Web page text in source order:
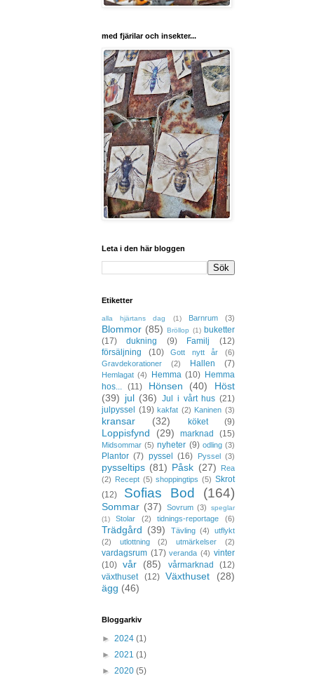
med fjärilar och insekter...
Leta i den här bloggen
Etiketter
alla hjärtans dag (1) Barnrum (3)
Blommor (85) Bröllop (1) buketter
(17)
dukning (9) Familj
(12)
försäljning
(10) Gott nytt år
(6)
Gravdekorationer
(2) Hallen (7)
Hemlagat (4) Hemma (10) Hemma
hos...
(11) Hönsen (40)
Höst
(39) jul (36) Jul i vårt hus (21)
julpyssel
(19) kakfat (2) Kaninen (3)
kransar (32) köket (9)
Loppisfynd (29) marknad (15)
Midsommar (5) nyheter (9) odling (3)
Plantor (7) pyssel (16) Pyssel (3)
pysseltips (81) Påsk (27)
Rea
(2) Recept (5) shoppingtips (5) Skrot
(12)
Sofias Bod (164)
Sommar (37) Sovrum (3)
speglar
(1)
Stolar (2) tidnings-reportage (6)
Trädgård (39) Tävling (4)
utflykt
(2)
utlottning (2) utmärkelser (2)
vardagsrum (17) veranda (4) vinter
(10) vår (85) vårmarknad
(12)
växthuset
(12) Växthuset
(28)
ägg (46)
Bloggarkiv
► 2024 (1)
► 2021 (1)
► 2020 (5)